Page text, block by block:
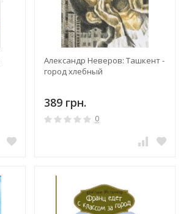
Александр Неверов: Ташкент -
город хлебный
389 грн.
0